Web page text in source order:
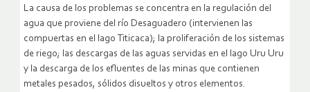
La causa de los problemas se concentra en la regulación del
agua que proviene del río Desaguadero (intervienen las
compuertas en el lago Titicaca); la proliferación de los sistemas
de riego; las descargas de las aguas servidas en el lago Uru Uru
y la descarga de los efluentes de las minas que contienen
metales pesados, sólidos disueltos y otros elementos.